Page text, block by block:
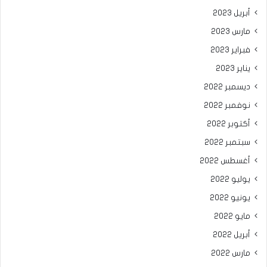
أبريل 2023
مارس 2023
فبراير 2023
يناير 2023
ديسمبر 2022
نوفمبر 2022
أكتوبر 2022
سبتمبر 2022
أغسطس 2022
يوليو 2022
يونيو 2022
مايو 2022
أبريل 2022
مارس 2022